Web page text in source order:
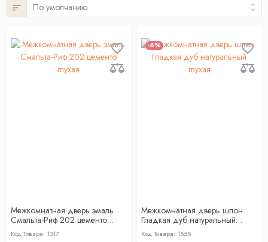
Межкомнатная дверь эмаль
Смальта-Риф 202 цементо
глухая
Код Товара: 1317
-6%
Межкомнатная дверь шпон
Гладкая дуб натуральный
глухая
Код Товара: 1555